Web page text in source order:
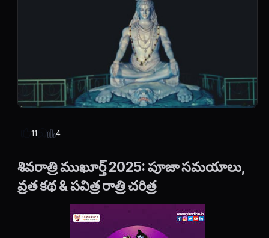
11 4
శివరాత్రి ముఖూర్త్ 2025: పూజా సమయాలు,
వ్రత కథ & పవిత్ర రాత్రి చరిత్ర